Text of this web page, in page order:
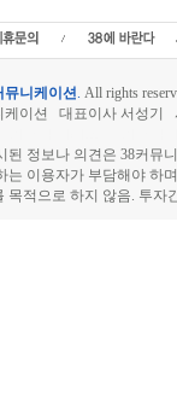
뮤니케이션. All rights
케이션 대표이사 서성기
된 정보나 의견은 38커뮤
는 이용자가 부담해야 하
목적으로 하지 않음. 투